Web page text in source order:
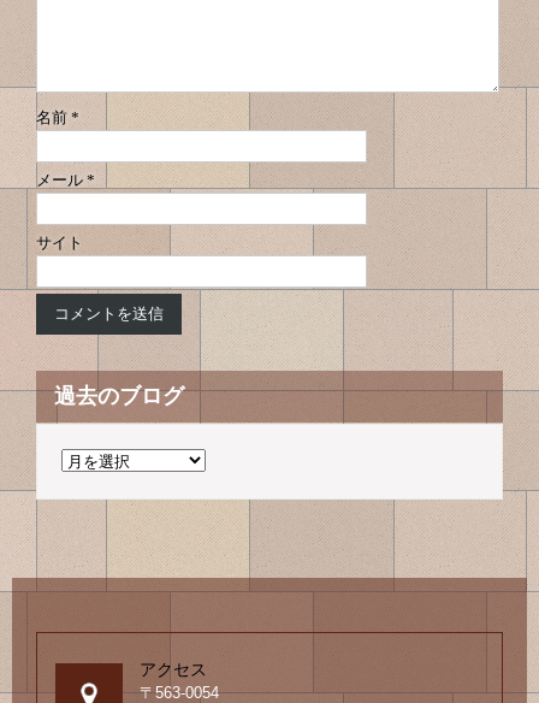
名前 *
メール *
サイト
過去のブログ
過
の
ロ
グ
アクセス
〒563-0054